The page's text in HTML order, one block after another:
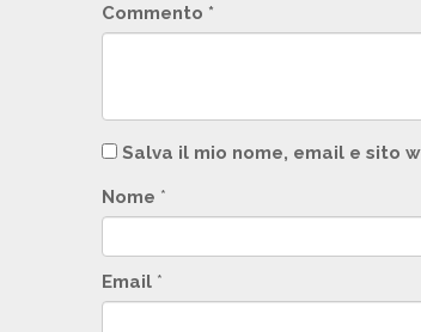
Commento *
Salva il mio nome, email e sito
Nome *
Email *